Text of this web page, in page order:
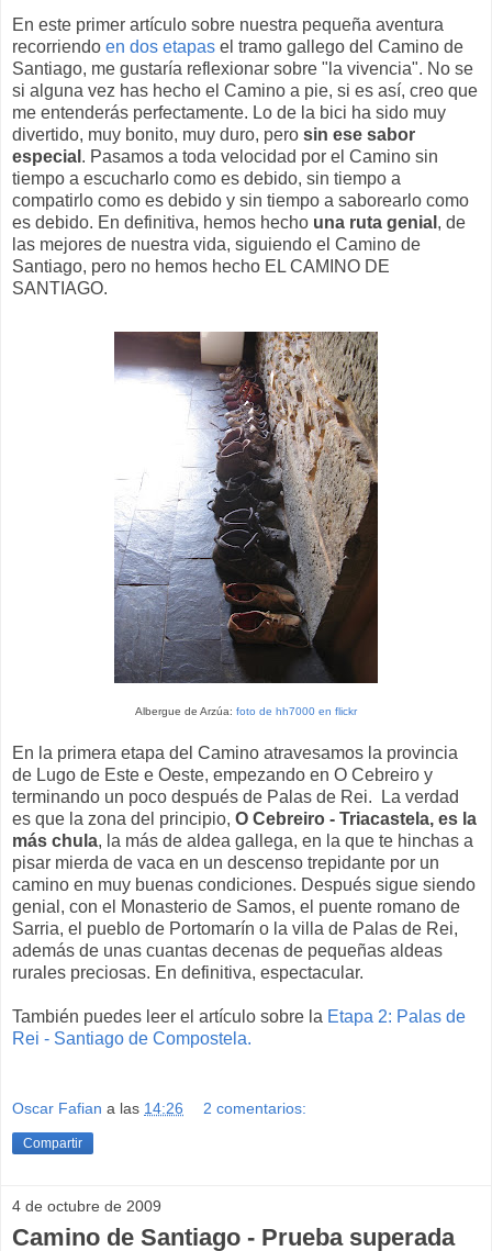
En este primer artículo sobre nuestra pequeña aventura
recorriendo en dos etapas el tramo gallego del Camino de
Santiago, me gustaría reflexionar sobre "la vivencia". No se
si alguna vez has hecho el Camino a pie, si es así, creo que
me entenderás perfectamente. Lo de la bici ha sido muy
divertido, muy bonito, muy duro, pero sin ese sabor
especial . Pasamos a toda velocidad por el Camino sin
tiempo a escucharlo como es debido, sin tiempo a
compatirlo como es debido y sin tiempo a saborearlo como
es debido. En definitiva, hemos hecho una ruta genial , de
las mejores de nuestra vida, siguiendo el Camino de
Santiago, pero no hemos hecho EL CAMINO DE
SANTIAGO.
Albergue de Arzúa: foto de hh7000 en flickr
En la primera etapa del Camino atravesamos la provincia
de Lugo de Este e Oeste, empezando en O Cebreiro y
terminando un poco después de Palas de Rei. La verdad
es que la zona del principio, O Cebreiro - Triacastela, es la
más chula, la más de aldea gallega, en la que te hinchas a
pisar mierda de vaca en un descenso trepidante por un
camino en muy buenas condiciones. Después sigue siendo
genial, con el Monasterio de Samos, el puente romano de
Sarria, el pueblo de Portomarín o la villa de Palas de Rei,
además de unas cuantas decenas de pequeñas aldeas
rurales preciosas. En definitiva, espectacular.
También puedes leer el artículo sobre la Etapa 2: Palas de
Rei - Santiago de Compostela.
Oscar Fafian a las 14:26 2 comentarios:
Compartir
4 de octubre de 2009
Camino de Santiago - Prueba superada